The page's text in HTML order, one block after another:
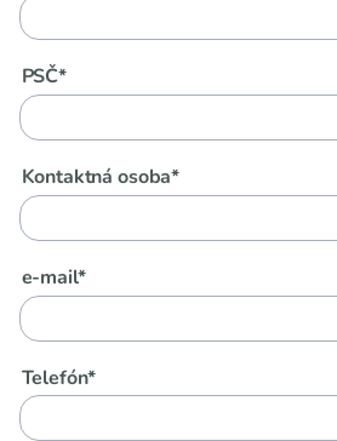
PSČ*
Kontaktná osoba*
e-mail*
Telefón*